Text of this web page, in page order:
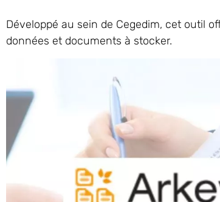
Développé au sein de Cegedim, cet outil
données et documents à stocker.